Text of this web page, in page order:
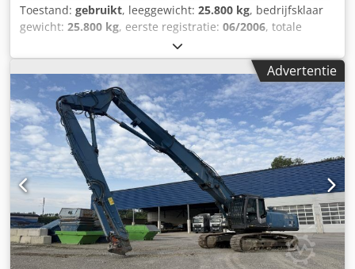
Toestand: gebruikt, leeggewicht: 25.800 kg, bedrijfsklaar
gewicht: 25.800 kg, eerste registratie: 06/2006, totale
Advertentie